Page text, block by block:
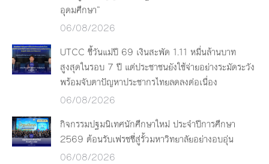
อุดมศึกษา”
06/08/2026
UTCC ชี้วันแม่ปี 69 เงินสะพัด 1.11 หมื่นล้านบาท
สูงสุดในรอบ 7 ปี แต่ประชาชนยังใช้จ่ายอย่างระมัดระวัง
พร้อมจับตาปัญหาประชากรไทยลดลงต่อเนื่อง
06/08/2026
กิจกรรมปฐมนิเทศนักศึกษาใหม่ ประจำปีการศึกษา
2569 ต้อนรับเฟรชชี่สู่รั้วมหาวิทยาลัยอย่างอบอุ่น
06/08/2026